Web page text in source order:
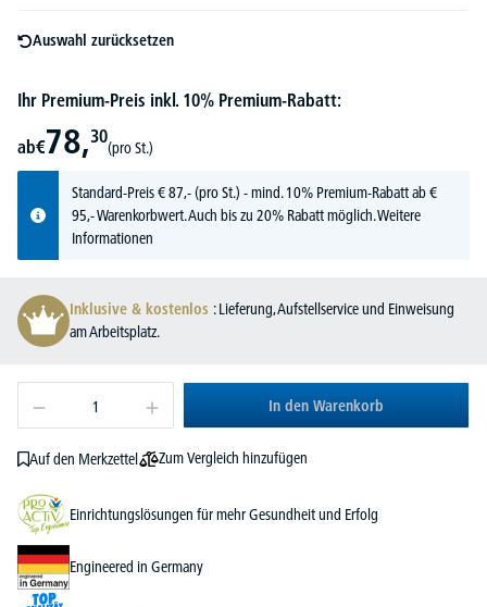
Auswahl zurücksetzen
Ihr Premium-Preis inkl. 10% Premium-Rabatt:
ab€78,30
(pro St.)
Standard-Preis€87,-(pro St.) - mind. 10% Premium-Rabatt ab €
95,- Warenkorbwert. Auch bis zu 20% Rabatt möglich.Weitere
Informationen
Inklusive & kostenlos : Lieferung, Aufstellservice und Einweisung
am Arbeitsplatz.
In den Warenkorb
Auf den Merkzettel Zum Vergleich hinzufügen
Einrichtungslösungen für mehr Gesundheit und Erfolg
Engineered in Germany